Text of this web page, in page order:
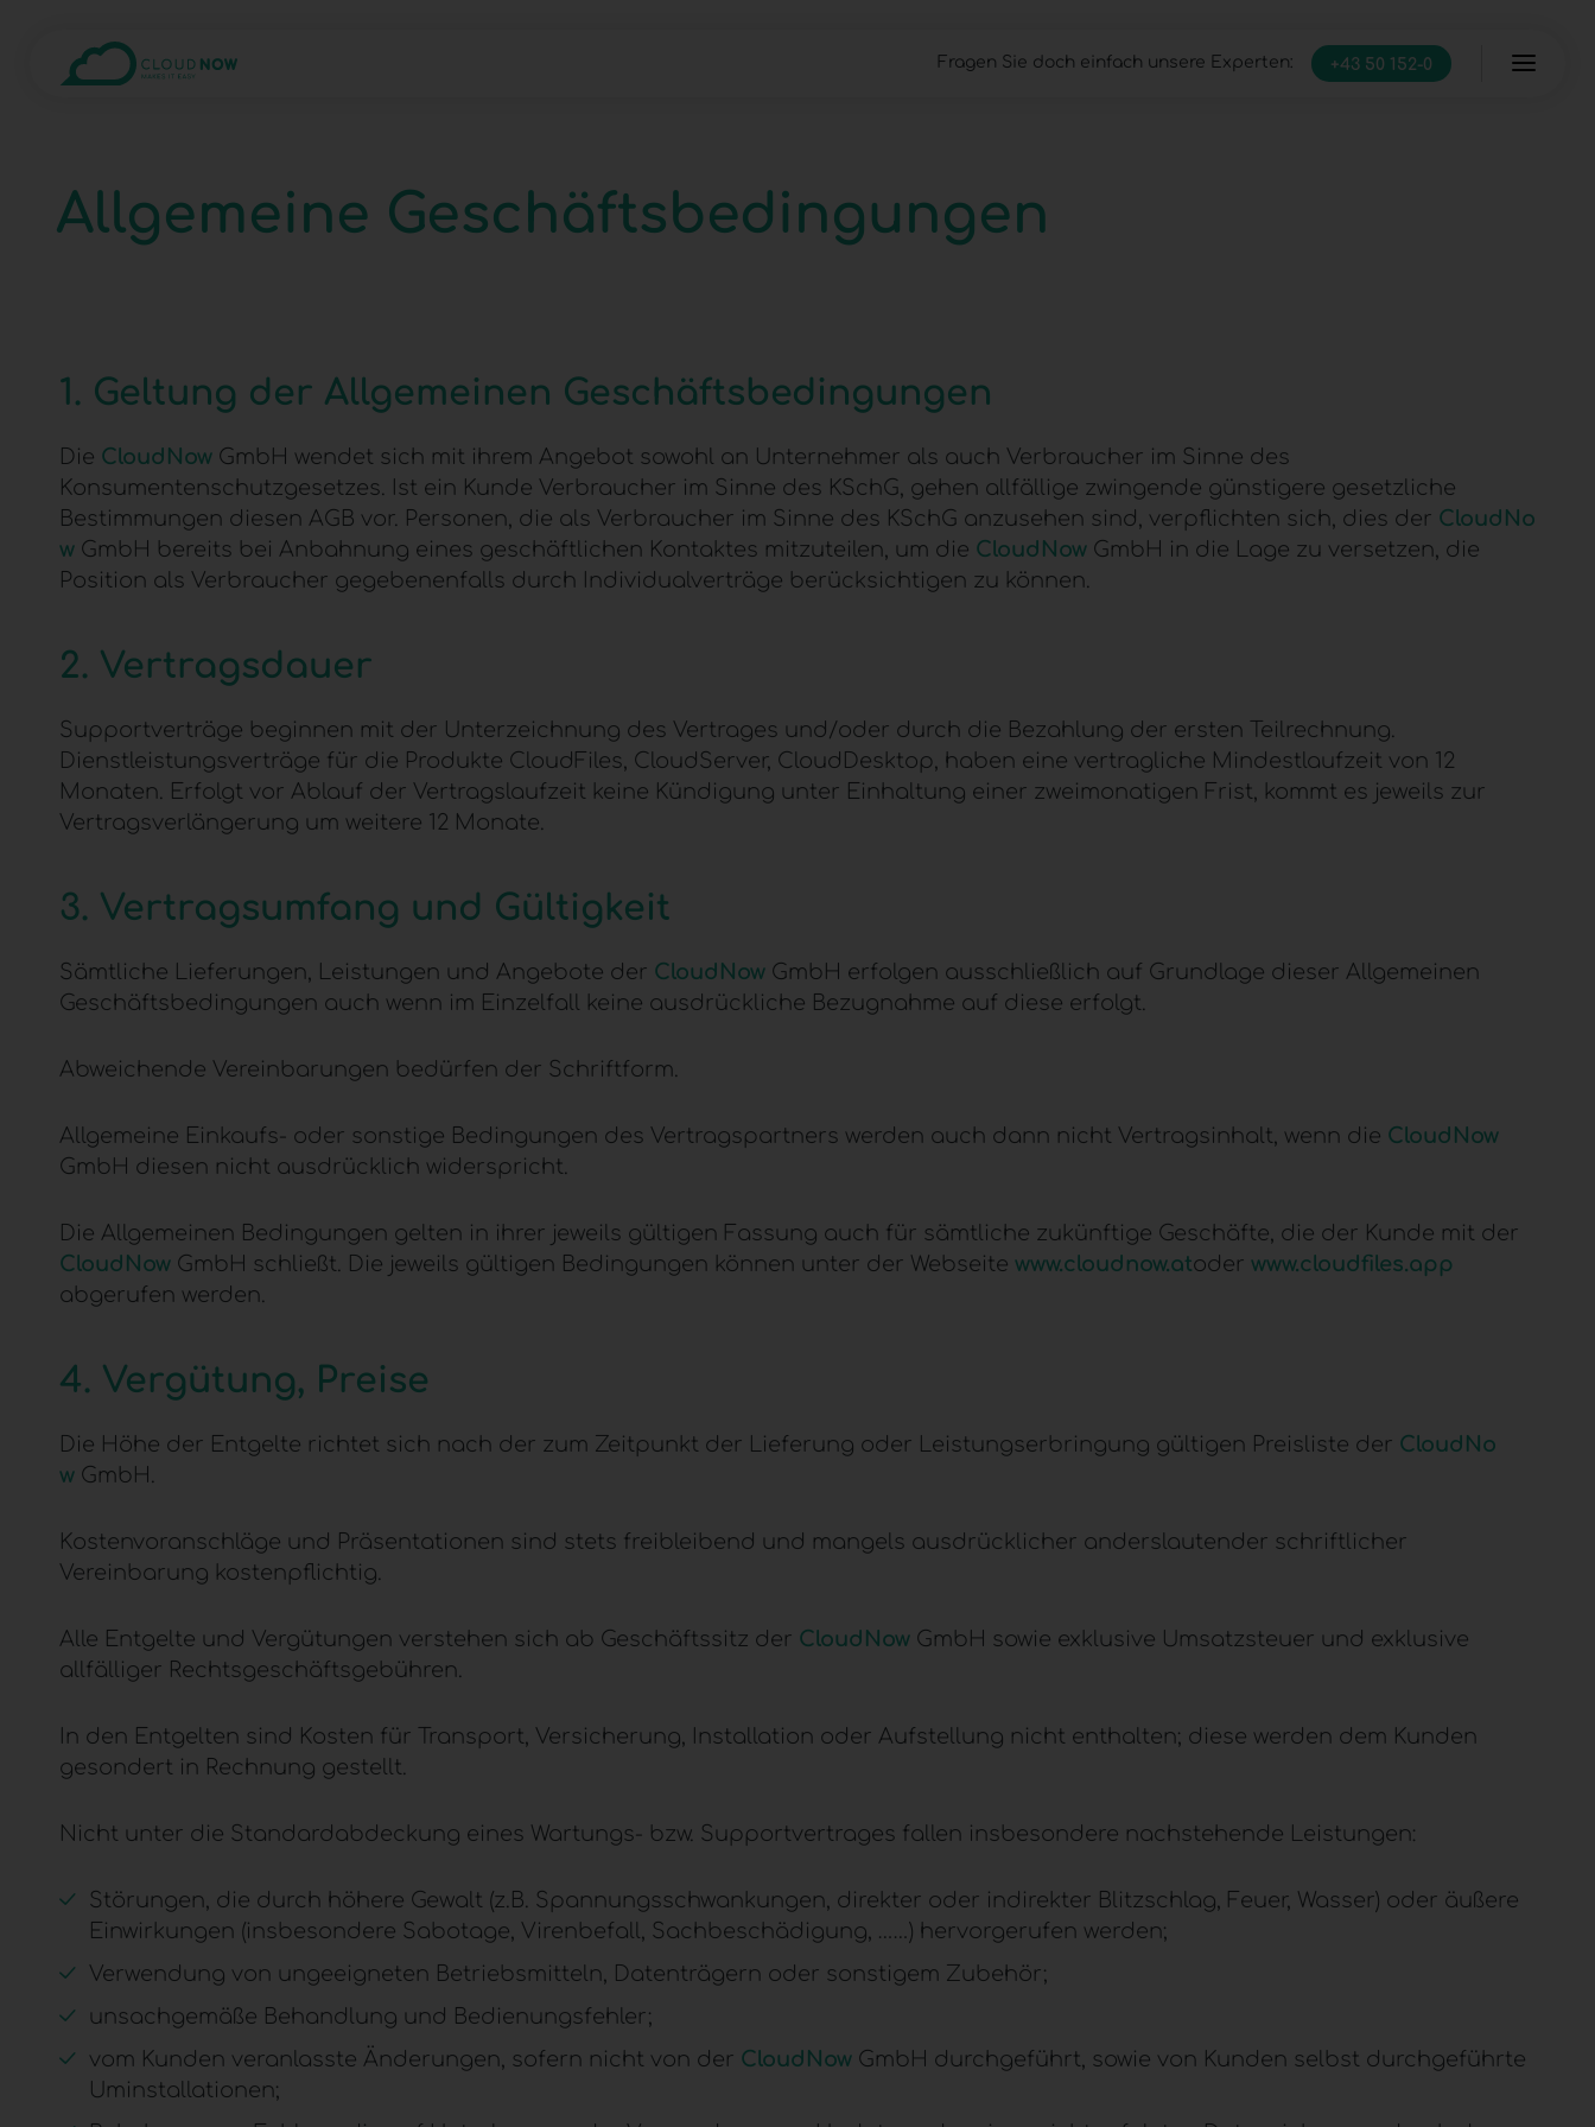
Fragen Sie doch einfach unsere Experten:
+43 50 152-0
Allgemeine Geschäftsbedingungen
1. Geltung der Allgemeinen Geschäftsbedingungen
Die CloudNow GmbH wendet sich mit ihrem Angebot sowohl an Unternehmer als auch Verbraucher im Sinne des
Konsumentenschutzgesetzes. Ist ein Kunde Verbraucher im Sinne des KSchG, gehen allfällige zwingende günstigere gesetzliche
Bestimmungen diesen AGB vor. Personen, die als Verbraucher im Sinne des KSchG anzusehen sind, verpflichten sich, dies der CloudNo
w GmbH bereits bei Anbahnung eines geschäftlichen Kontaktes mitzuteilen, um die CloudNow GmbH in die Lage zu versetzen, die
Position als Verbraucher gegebenenfalls durch Individualverträge berücksichtigen zu können.
2. Vertragsdauer
Supportverträge beginnen mit der Unterzeichnung des Vertrages und/oder durch die Bezahlung der ersten Teilrechnung.
Dienstleistungsverträge für die Produkte CloudFiles, CloudServer, CloudDesktop, haben eine vertragliche Mindestlaufzeit von 12
Monaten. Erfolgt vor Ablauf der Vertragslaufzeit keine Kündigung unter Einhaltung einer zweimonatigen Frist, kommt es jeweils zur
Vertragsverlängerung um weitere 12 Monate.
3. Vertragsumfang und Gültigkeit
Sämtliche Lieferungen, Leistungen und Angebote der CloudNow GmbH erfolgen ausschließlich auf Grundlage dieser Allgemeinen
Geschäftsbedingungen auch wenn im Einzelfall keine ausdrückliche Bezugnahme auf diese erfolgt.
Abweichende Vereinbarungen bedürfen der Schriftform.
Allgemeine Einkaufs- oder sonstige Bedingungen des Vertragspartners werden auch dann nicht Vertragsinhalt, wenn die CloudNow
GmbH diesen nicht ausdrücklich widerspricht.
Die Allgemeinen Bedingungen gelten in ihrer jeweils gültigen Fassung auch für sämtliche zukünftige Geschäfte, die der Kunde mit der
CloudNow GmbH schließt. Die jeweils gültigen Bedingungen können unter der Webseite www.cloudnow.atoder www.cloudfiles.app
abgerufen werden.
4. Vergütung, Preise
Die Höhe der Entgelte richtet sich nach der zum Zeitpunkt der Lieferung oder Leistungserbringung gültigen Preisliste der CloudNo
w GmbH.
Kostenvoranschläge und Präsentationen sind stets freibleibend und mangels ausdrücklicher anderslautender schriftlicher
Vereinbarung kostenpflichtig.
Alle Entgelte und Vergütungen verstehen sich ab Geschäftssitz der CloudNow GmbH sowie exklusive Umsatzsteuer und exklusive
allfälliger Rechtsgeschäftsgebühren.
In den Entgelten sind Kosten für Transport, Versicherung, Installation oder Aufstellung nicht enthalten; diese werden dem Kunden
gesondert in Rechnung gestellt.
Nicht unter die Standardabdeckung eines Wartungs- bzw. Supportvertrages fallen insbesondere nachstehende Leistungen:
Störungen, die durch höhere Gewalt (z.B. Spannungsschwankungen, direkter oder indirekter Blitzschlag, Feuer, Wasser) oder äußere
Einwirkungen (insbesondere Sabotage, Virenbefall, Sachbeschädigung, ……) hervorgerufen werden;
Verwendung von ungeeigneten Betriebsmitteln, Datenträgern oder sonstigem Zubehör;
unsachgemäße Behandlung und Bedienungsfehler;
vom Kunden veranlasste Änderungen, sofern nicht von der CloudNow GmbH durchgeführt, sowie von Kunden selbst durchgeführte
Uminstallationen;